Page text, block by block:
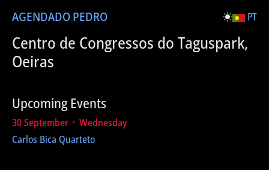
AGENDADO PEDRO PT
Centro de Congressos do Taguspark,
Oeiras
Upcoming Events
30 September ᛫ Wednesday
Carlos Bica Quarteto